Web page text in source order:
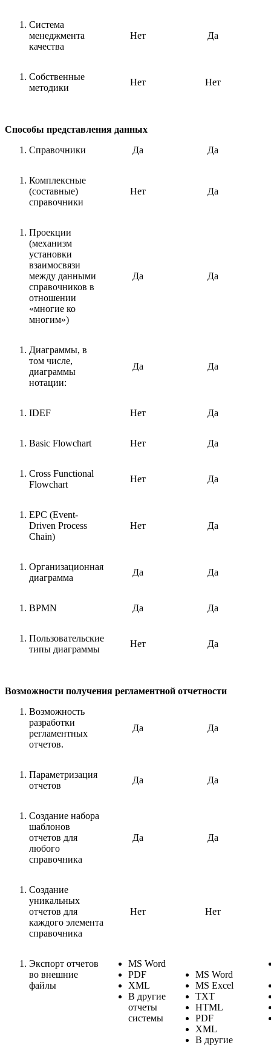
Система
менеджмента
качества
Нет Да
Собственные
методики
Нет Нет
Способы представления данных
Справочники
Да Да
Комплексные
(составные)
справочники
Нет Да
Проекции
(механизм
установки
взаимосвязи
между данными
справочников в
отношении
«многие ко
многим»)
Да Да
Диаграммы, в
том числе,
диаграммы
нотации:
Да Да
IDEF Нет Да
Basic Flowchart Нет Да
Cross Functional
Flowchart
Нет Да
EPC (Event-
Driven Process
Chain)
Нет Да
Организационная
диаграмма
Да Да
BPMN Да Да
Пользовательские
типы диаграммы
Нет Да
Возможности получения регламентной отчетности
Возможность
разработки
регламентных
отчетов.
Да Да
Параметризация
отчетов
Да Да
Создание набора
шаблонов
отчетов для
любого
справочника
Да Да
Создание
уникальных
отчетов для
каждого элемента
справочника
Нет Нет
Экспорт отчетов
во внешние
файлы
MS Word
PDF
XML
В другие
отчеты
системы
MS Word
MS Excel
TXT
HTML
PDF
XML
В другие